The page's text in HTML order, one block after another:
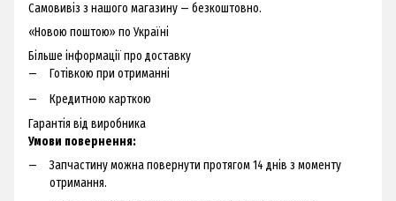
Самовивіз з нашого магазину — безкоштовно.
«Новою поштою» по Україні
Більше інформації про доставку
Готівкою при отриманні
Кредитною карткою
Гарантія від виробника
Умови повернення:
Запчастину можна повернути протягом 14 днів з моменту
отримання.